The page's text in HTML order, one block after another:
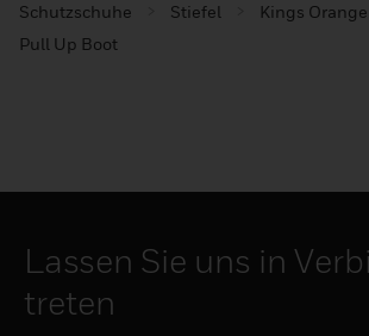
Schutzschuhe
Stiefel
Kings
Pull Up Boot
Lassen Sie uns in
treten